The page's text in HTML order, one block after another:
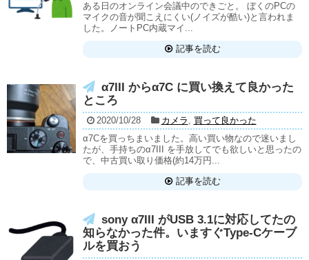
ある日のオンライン会議中のできごと。 ぼくのPCの
マイクの音が聞こえにくい(ノイズが酷い)と言われま
した。ノートPC内蔵マイ...
記事を読む
α7III からα7C に買い換えて良かった
ところ
2020/10/28 カメラ , 買って良かった
α7Cを買っちまいました。高い買い物なので迷いまし
たが、手持ちのα7III を手放してでも欲しいと思ったの
で、中古買い取り価格(約14万円...
記事を読む
sony α7III がUSB 3.1に対応してたの
知らなかった件。いますぐType-Cケーブ
ルを買おう